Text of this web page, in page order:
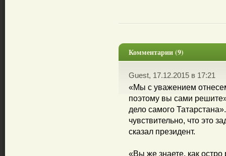
Комментарии (9)
Guest, 17.12.2015 в 17:21
«Мы с уважением
поэтому вы сами
дело самого
чувствительно, что это
сказал президент.
«Вы же знаете, как